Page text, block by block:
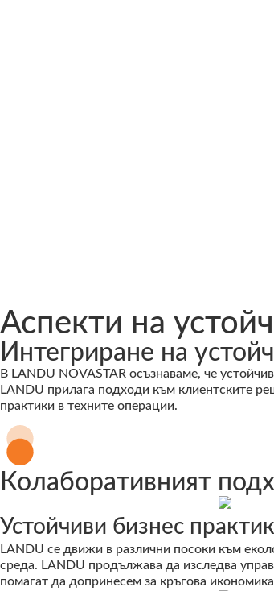
Аспекти на
Интегриране на
В LANDU NOVASTAR осъзнаваме, че
LANDU прилага подходи към клиентските
практики в техните операции.
Колаборативният
Устойчиви бизнес
LANDU се движи в различни посоки към
среда. LANDU продължава да изследва
помагат да допринесем за кръгова